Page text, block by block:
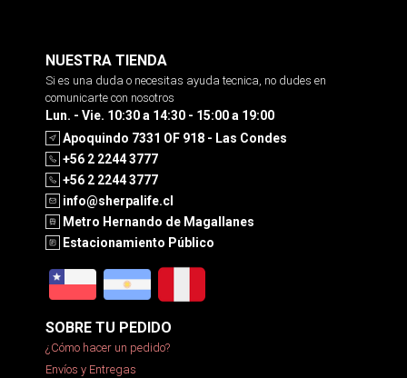
NUESTRA TIENDA
Si es una duda o necesitas ayuda tecnica, no dudes en
comunicarte con nosotros
Lun. - Vie. 10:30 a 14:30 - 15:00 a 19:00
Apoquindo 7331 OF 918 - Las Condes
+56 2 2244 3777
+56 2 2244 3777
info@sherpalife.cl
Metro Hernando de Magallanes
Estacionamiento Público
SOBRE TU PEDIDO
¿Cómo hacer un pedido?
Envíos y Entregas